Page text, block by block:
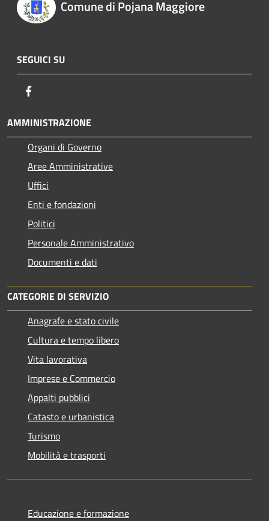
Comune di Pojana Maggiore
SEGUICI SU
AMMINISTRAZIONE
Organi di Governo
Aree Amministrative
Uffici
Enti e fondazioni
Politici
Personale Amministrativo
Documenti e dati
CATEGORIE DI SERVIZIO
Anagrafe e stato civile
Cultura e tempo libero
Vita lavorativa
Imprese e Commercio
Appalti pubblici
Catasto e urbanistica
Turismo
Mobilità e trasporti
Educazione e formazione